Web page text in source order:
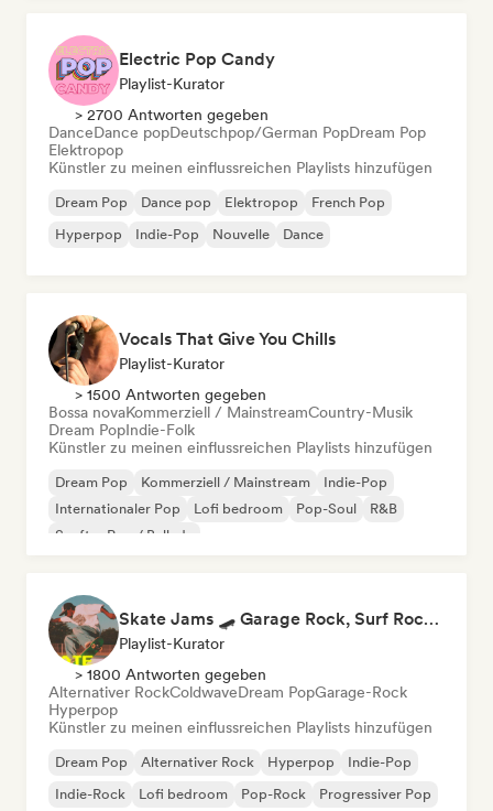
Electric Pop Candy
Playlist-Kurator
> 2700 Antworten gegeben
DanceDance popDeutschpop/German PopDream Pop
Elektropop
Künstler zu meinen einflussreichen Playlists hinzufügen
Dream Pop Dance pop Elektropop
French Pop
Hyperpop
Indie-Pop Nouvelle Dance
Vocals That Give You Chills
Playlist-Kurator
> 1500 Antworten gegeben
Bossa novaKommerziell / MainstreamCountry-Musik
Dream PopIndie-Folk
Künstler zu meinen einflussreichen Playlists hinzufügen
Dream Pop Kommerziell / Mainstream
Indie-Pop
Internationaler Pop
Lofi bedroom Pop-Soul
R&B
Sanfter Pop / Ballade
Skate Jams 🛹 Garage Rock, Surf Rock & Neo-Psych
Playlist-Kurator
> 1800 Antworten gegeben
Alternativer RockColdwaveDream PopGarage-Rock
Hyperpop
Künstler zu meinen einflussreichen Playlists hinzufügen
Dream Pop Alternativer Rock Hyperpop
Indie-Pop
Indie-Rock
Lofi bedroom Pop-Rock Progressiver Pop